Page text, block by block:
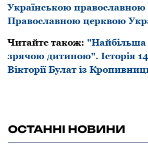
Українською
Православною церквою
Читайте також: "Найбільша
зрячою дитиною". Історія
Вікторії Булат із
ОСТАННІ НОВИНИ